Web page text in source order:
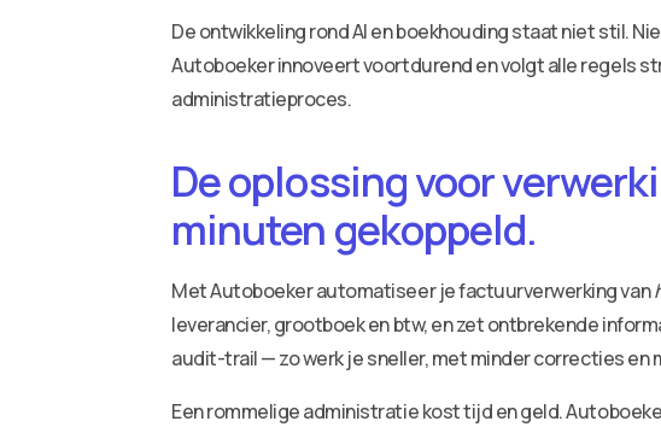
De ontwikkeling rond AI en boekhouding staat niet stil.
Autoboeker innoveert voortdurend en volgt alle regels
administratieproces.
De oplossing voor
minuten gekoppeld.
Met Autoboeker automatiseer je factuurverwerking van
leverancier, grootboek en btw, en zet ontbrekende
audit-trail — zo werk je sneller, met minder correcties en
Een rommelige administratie kost tijd en geld.